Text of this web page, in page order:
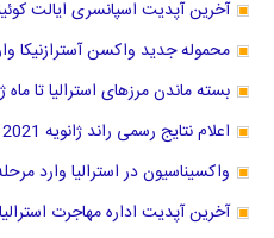
آخرین آپدیت اسپانسری ایالت
محموله جدید واکسن آسترازنیکا
بسته ماندن مرزهای استرالیا تا ماه
اعلام نتایج رسمی راند ژانویه 2021
واکسیناسیون در استرالیا وارد
آخرین آپدیت اداره مهاجرت